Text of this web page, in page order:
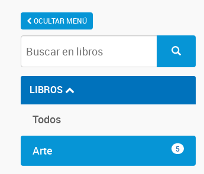
OCULTAR MENÚ
LIBROS
Todos
Arte 5